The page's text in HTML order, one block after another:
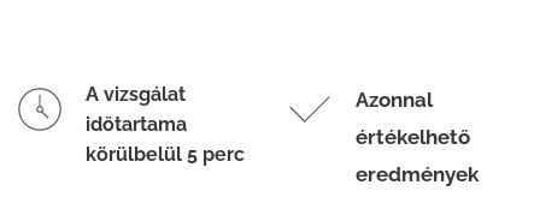
A vizsgálat
időtartama
körülbelül 5 perc
Azonnal
értékelhető
eredmények